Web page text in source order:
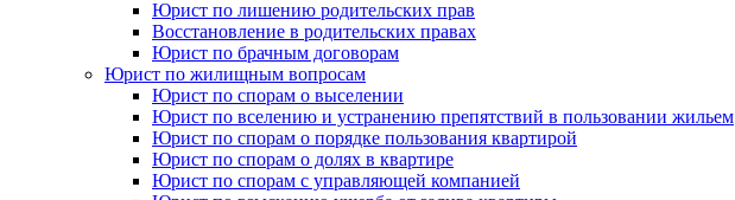
Юрист по лишению родительских прав
Восстановление в родительских правах
Юрист по брачным договорам
Юрист по жилищным вопросам
Юрист по спорам о выселении
Юрист по вселению и устранению препятствий в пользовании жильем
Юрист по спорам о порядке пользования квартирой
Юрист по спорам о долях в квартире
Юрист по спорам с управляющей компанией